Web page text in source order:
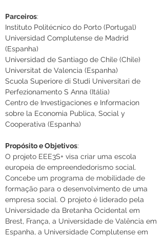
Parceiros:
Instituto Politécnico do Porto (Portugal)
Universidad Complutense de Madrid
(Espanha)
Universidad de Santiago de Chile (Chile)
Universitat de Valencia (Espanha)
Scuola Superiore di Studi Universitari de
Perfezionamento S Anna (Itália)
Centro de Investigaciones e Informacion
sobre la Economia Publica, Social y
Cooperativa (Espanha)
Propósito e Objetivos:
O projeto EEE3S+ visa criar uma escola
europeia de empreendedorismo social.
Concebe um programa de mobilidade de
formação para o desenvolvimento de uma
empresa social. O projeto é liderado pela
Universidade da Bretanha Ocidental em
Brest, França, a Universidade de Valência em
Espanha, a Universidade Complutense em